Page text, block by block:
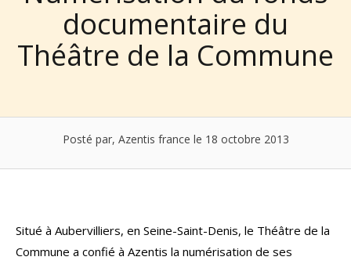
documentaire du
Théâtre de la Commune
Posté par, Azentis france le 18 octobre 2013
Situé à Aubervilliers, en Seine-Saint-Denis, le Théâtre de la
Commune a confié à Azentis la numérisation de ses